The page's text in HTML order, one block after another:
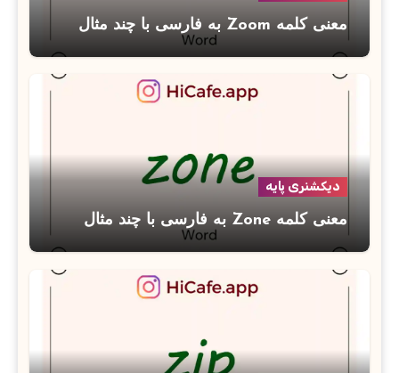
معنی کلمه Zoom به فارسی با چند مثال
دیکشنری پایه
معنی کلمه Zone به فارسی با چند مثال